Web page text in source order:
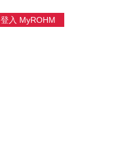
登入 MyROHM